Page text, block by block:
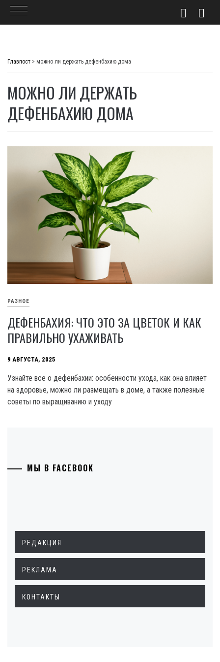
Главпост > можно ли держать дефенбахию дома
МОЖНО ЛИ ДЕРЖАТЬ
ДЕФЕНБАХИЮ ДОМА
РАЗНОЕ
ДЕФЕНБАХИЯ: ЧТО ЭТО ЗА ЦВЕТОК И КАК
ПРАВИЛЬНО УХАЖИВАТЬ
9 АВГУСТА, 2025
Узнайте все о дефенбахии: особенности ухода, как она влияет
на здоровье, можно ли размещать в доме, а также полезные
советы по выращиванию и уходу
МЫ В FACEBOOK
РЕДАКЦИЯ
РЕКЛАМА
КОНТАКТЫ